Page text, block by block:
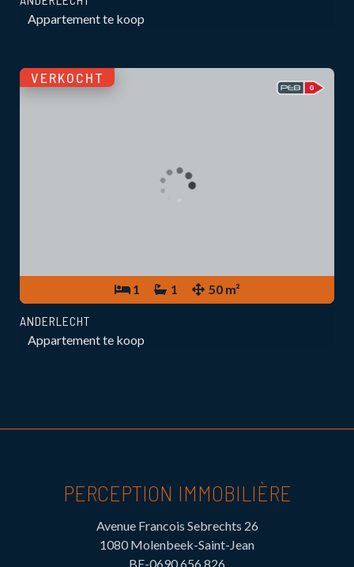
Appartement te koop
1 1 50 m²
VERKOCHT
ANDERLECHT
Appartement te koop
PERCEPTION IMMOBILIÈRE
Avenue Francois Sebrechts 26
1080 Molenbeek-Saint-Jean
BE-0690.656.826